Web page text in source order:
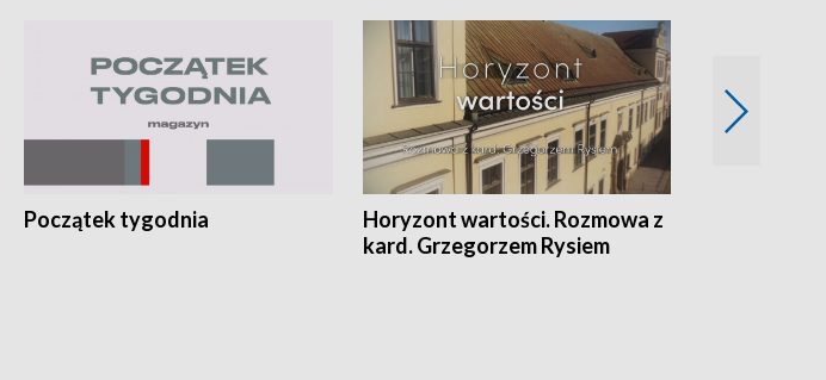
Początek tygodnia
Horyzont wartości. Rozmowa z
kard. Grzegorzem Rysiem